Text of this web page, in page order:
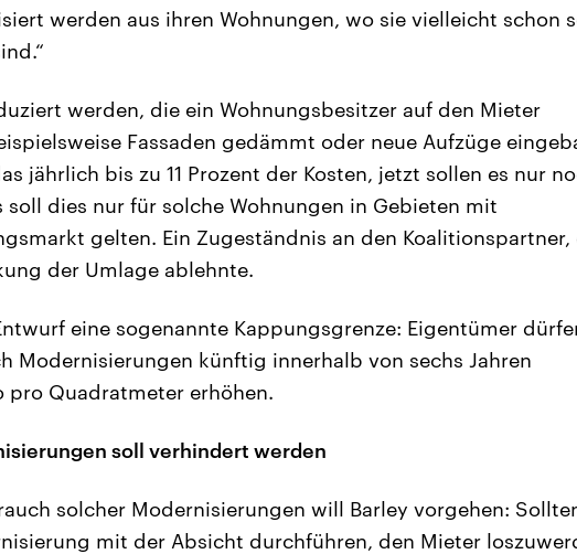
werden aus ihren Wohnungen, wo sie vielleicht schon
werden, die ein Wohnungsbesitzer auf den Mieter
Fassaden gedämmt oder neue Aufzüge
jährlich bis zu 11 Prozent der Kosten, jetzt sollen es nur
soll dies nur für solche Wohnungen in Gebieten mit
gelten. Ein Zugeständnis an den Koalitionspartner,
der Umlage ablehnte.
eine sogenannte Kappungsgrenze: Eigentümer
Modernisierungen künftig innerhalb von sechs Jahren
pro Quadratmeter erhöhen.
soll verhindert werden
solcher Modernisierungen will Barley vorgehen:
mit der Absicht durchführen, den Mieter